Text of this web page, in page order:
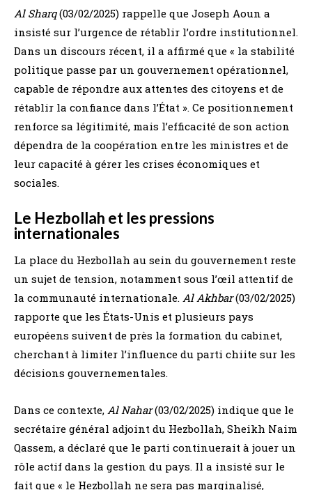
Al Sharq(03/02/2025) rappelle que Joseph Aoun a
insisté sur l’urgence de rétablir l’ordre institutionnel.
Dans un discours récent, il a affirmé que « la stabilité
politique passe par un gouvernement opérationnel,
capable de répondre aux attentes des citoyens et de
rétablir la confiance dans l’État ». Ce positionnement
renforce sa légitimité, mais l’efficacité de son action
dépendra de la coopération entre les ministres et de
leur capacité à gérer les crises économiques et
sociales.
Le Hezbollah et les pressions
internationales
La place du Hezbollah au sein du gouvernement reste
un sujet de tension, notamment sous l’œil attentif de
la communauté internationale. Al Akhbar(03/02/2025)
rapporte que les États-Unis et plusieurs pays
européens suivent de près la formation du cabinet,
cherchant à limiter l’influence du parti chiite sur les
décisions gouvernementales.
Dans ce contexte, Al Nahar(03/02/2025) indique que le
secrétaire général adjoint du Hezbollah, Sheikh Naim
Qassem, a déclaré que le parti continuerait à jouer un
rôle actif dans la gestion du pays. Il a insisté sur le
fait que « le Hezbollah ne sera pas marginalisé,